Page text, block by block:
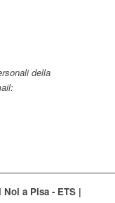
della
a Pisa - ETS |